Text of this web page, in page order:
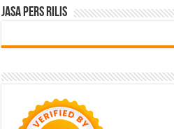
Jasa Pers Rilis